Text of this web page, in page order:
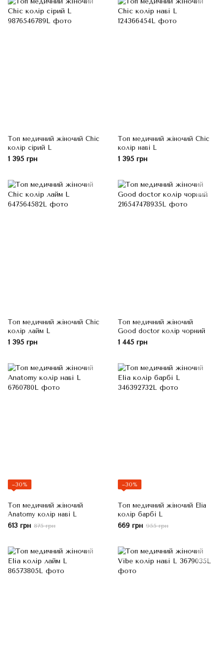
Топ медичний жіночий Chic
колір сірий L
1 395 грн
Топ медичний жіночий Chic
колір наві L
1 395 грн
Топ медичний жіночий Chic
колір лайм L
1 395 грн
Топ медичний жіночий
Good doctor колір чорний
1 445 грн
−30%
Топ медичний жіночий
Anatomy колір наві L
613 грн 875 грн
−30%
Топ медичний жіночий Elia
колір барбі L
669 грн 955 грн